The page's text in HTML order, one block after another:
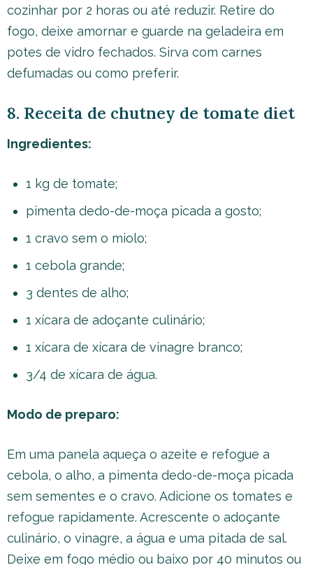
cozinhar por 2 horas ou até reduzir. Retire do
fogo, deixe amornar e guarde na geladeira em
potes de vidro fechados. Sirva com carnes
defumadas ou como preferir.
8. Receita de chutney de tomate diet
Ingredientes:
1 kg de tomate;
pimenta dedo-de-moça picada a gosto;
1 cravo sem o miolo;
1 cebola grande;
3 dentes de alho;
1 xícara de adoçante culinário;
1 xícara de xícara de vinagre branco;
3/4 de xícara de água.
Modo de preparo:
Em uma panela aqueça o azeite e refogue a
cebola, o alho, a pimenta dedo-de-moça picada
sem sementes e o cravo. Adicione os tomates e
refogue rapidamente. Acrescente o adoçante
culinário, o vinagre, a água e uma pitada de sal.
Deixe em fogo médio ou baixo por 40 minutos ou